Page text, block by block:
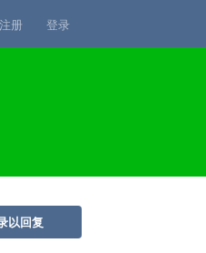
注册 登录
以回复